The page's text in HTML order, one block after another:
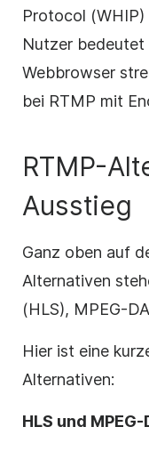
Protocol
Nutzer bedeutet
Webbrowser
bei RTMP mit
RTMP-
Ausstieg
Ganz oben auf
Alternativen
(HLS), MPEG-
Hier ist eine
Alternativen:
HLS und MPEG-